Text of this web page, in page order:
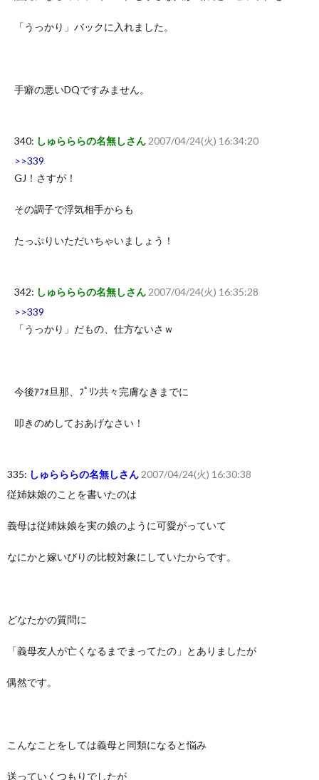
「うっかり」バックに入れました。
手癖の悪いDQですみません。
340: しゅらららの名無しさん 2007/04/24(火) 16:34:20
>>339
GJ！さすが！
その調子で浮気相手からも
たっぷりいただいちゃいましょう！
342: しゅらららの名無しさん 2007/04/24(火) 16:35:28
>>339
「うっかり」だもの、仕方ないさｗ
今後ｱﾌｫ旦那、ﾌﾟﾘﾝ共々完膚なきまでに
叩きのめしておあげなさい！
335: しゅらららの名無しさん 2007/04/24(火) 16:30:38
従姉妹娘のことを書いたのは
義母は従姉妹娘を実の娘のように可愛がっていて
なにかと嫁いびりの比較対象にしていたからです。
どなたかの質問に
「義母友人が亡くなるまでまってたの」とありましたが
偶然です。
こんなことをしては義母と同類になると悩み
送っていくつもりでしたが